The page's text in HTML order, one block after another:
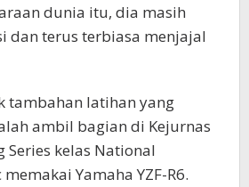
dunia itu, dia masih
dan terus terbiasa menjajal
tambahan latihan yang
ambil bagian di Kejurnas
Series kelas National
Yamaha YZF-R6.